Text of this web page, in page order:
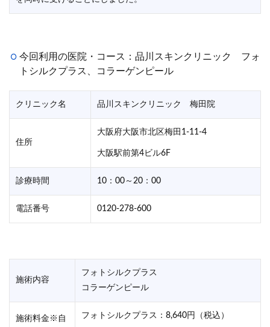
今回利用の医院・コース：品川スキンクリニック フォ
トシルクプラス、コラーゲンピール
クリニック名 品川スキンクリニック 梅田院
住所
大阪府大阪市北区梅田1-11-4
大阪駅前第4ビル6F
診療時間 10：00～20：00
電話番号 0120-278-600
施術内容
フォトシルクプラス
コラーゲンピール
施術料金※自
フォトシルクプラス：8,640円（税込）